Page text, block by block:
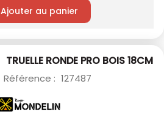
Ajouter au panier
TRUELLE RONDE PRO BOIS 18CM
Référence : 127487